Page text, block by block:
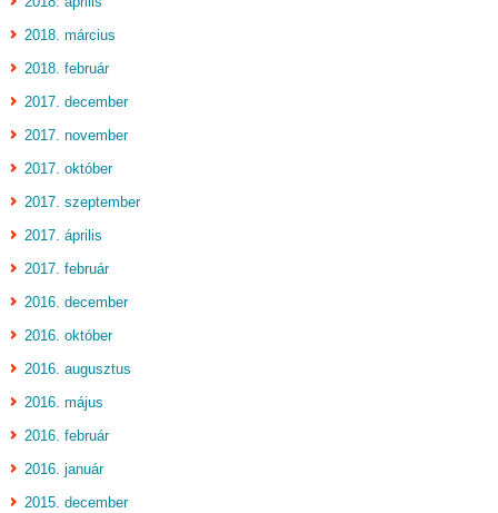
2018. március
2018. február
2017. december
2017. november
2017. október
2017. szeptember
2017. április
2017. február
2016. december
2016. október
2016. augusztus
2016. május
2016. február
2016. január
2015. december